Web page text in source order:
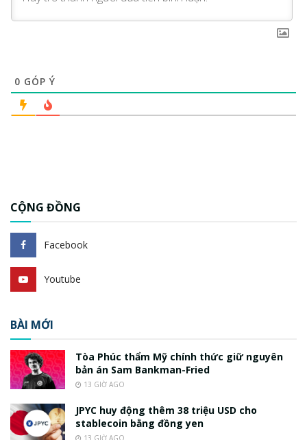
0 GÓP Ý
CỘNG ĐỒNG
Facebook
Youtube
BÀI MỚI
Tòa Phúc thẩm Mỹ chính thức giữ nguyên
bản án Sam Bankman-Fried
13 GIỜ AGO
JPYC huy động thêm 38 triệu USD cho
stablecoin bằng đồng yen
13 GIỜ AGO